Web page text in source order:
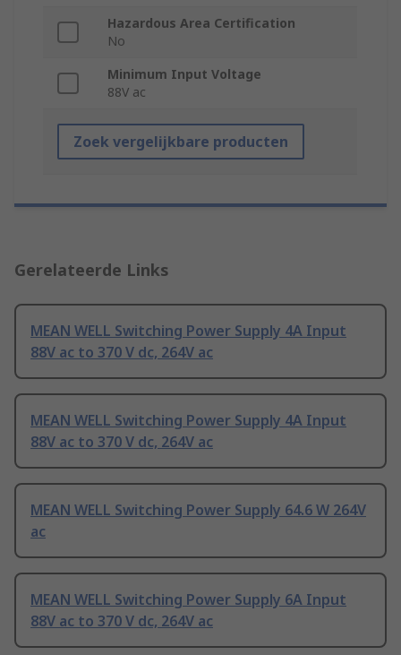
Hazardous Area Certification
No
Minimum Input Voltage
88V ac
Zoek vergelijkbare producten
Gerelateerde Links
MEAN WELL Switching Power Supply 4A Input
88V ac to 370 V dc, 264V ac
MEAN WELL Switching Power Supply 4A Input
88V ac to 370 V dc, 264V ac
MEAN WELL Switching Power Supply 64.6 W 264V
ac
MEAN WELL Switching Power Supply 6A Input
88V ac to 370 V dc, 264V ac